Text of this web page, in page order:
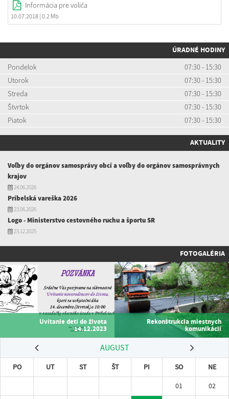
Informácia pre voliča
10.07.2018 | 0.2 Mb
ÚRADNÉ HODINY
Pondelok
07:30 - 15:30
Utorok
07:30 - 15:30
Streda
07:30 - 15:30
Štvrtok
07:30 - 15:30
Piatok
07:30 - 15:30
AKTUALITY
Voľby do orgánov samosprávy obcí a voľby do orgánov samosprávnych
krajov
24.06.2026
Príbelská vareška 2026
23.06.2026
Logo - Ministerstvo cestovného ruchu a športu SR
23.12.2025
FOTOGALÉRIA
Uvítanie detí do života
14.12.2023
Rekonštrukcia miestnych
komunikácií
AUGUST
PO UT ST ŠT PI SO
NE
01
02